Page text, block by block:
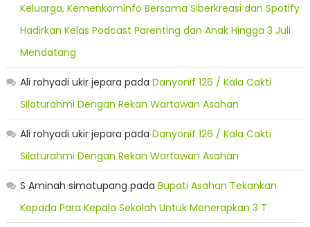
Keluarga, Kemenkominfo Bersama Siberkreasi dan Spotify
Hadirkan Kelas Podcast Parenting dan Anak Hingga 3 Juli
Mendatang
Ali rohyadi ukir jepara pada Danyonif 126 / Kala Cakti
Silaturahmi Dengan Rekan Wartawan Asahan
Ali rohyadi ukir jepara pada Danyonif 126 / Kala Cakti
Silaturahmi Dengan Rekan Wartawan Asahan
S Aminah simatupang pada Bupati Asahan Tekankan
Kepada Para Kepala Sekolah Untuk Menerapkan 3 T